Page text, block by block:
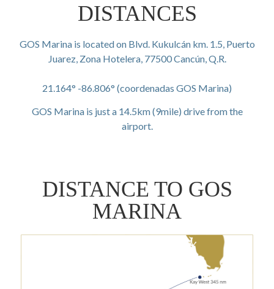
DISTANCES
GOS Marina is located on Blvd. Kukulcán km. 1.5, Puerto
Juarez, Zona Hotelera, 77500 Cancún, Q.R.
21.164° -86.806° (coordenadas GOS Marina)
GOS Marina is just a 14.5km (9mile) drive from the
airport.
DISTANCE TO GOS
MARINA